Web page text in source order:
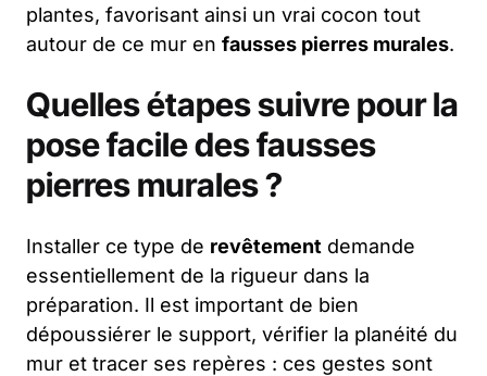
plantes, favorisant ainsi un vrai cocon tout
autour de ce mur en fausses pierres murales.
Quelles étapes suivre pour la
pose facile des fausses
pierres murales ?
Installer ce type de revêtement demande
essentiellement de la rigueur dans la
préparation. Il est important de bien
dépoussiérer le support, vérifier la planéité du
mur et tracer ses repères : ces gestes sont